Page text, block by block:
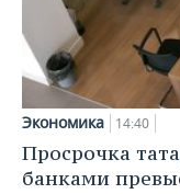
Экономика 14:40
Просрочка
банками